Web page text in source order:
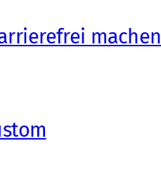
machen